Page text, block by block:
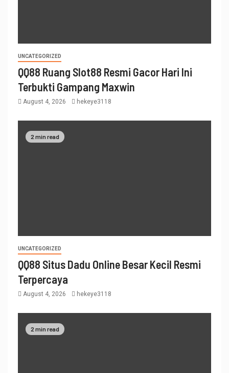
UNCATEGORIZED
QQ88 Ruang Slot88 Resmi Gacor Hari Ini
Terbukti Gampang Maxwin
August 4, 2026 hekeye3118
2 min read
UNCATEGORIZED
QQ88 Situs Dadu Online Besar Kecil Resmi
Terpercaya
August 4, 2026 hekeye3118
2 min read